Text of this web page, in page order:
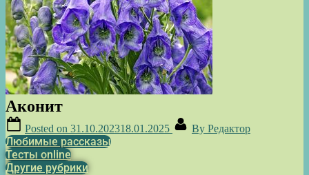
Аконит
Posted on 31.10.202318.01.2025 By Редактор
Любимые рассказы
Тесты online
Другие рубрики